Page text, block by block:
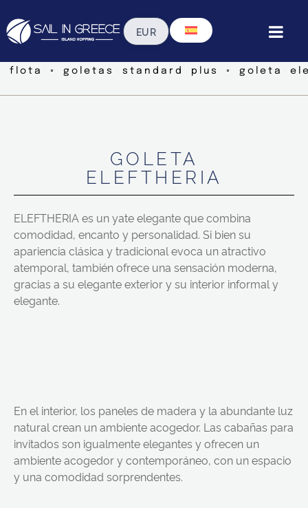
◦ goletas standard plus ◦ goleta
GOLETA
ELEFTHERIA
ELEFTHERIA es un yate elegante que combina
comodidad, encanto y personalidad. Si bien su
apariencia clásica y tradicional evoca un atractivo
atemporal, también ofrece una sensación moderna,
gracias a su elegante exterior y su interior informal y
elegante.
En el interior, los paneles de madera y la abundante luz
natural crean un ambiente acogedor. Las cabañas para
invitados son igualmente elegantes y ofrecen un
ambiente acogedor y contemporáneo, con un espacio
y una comodidad sorprendentes.